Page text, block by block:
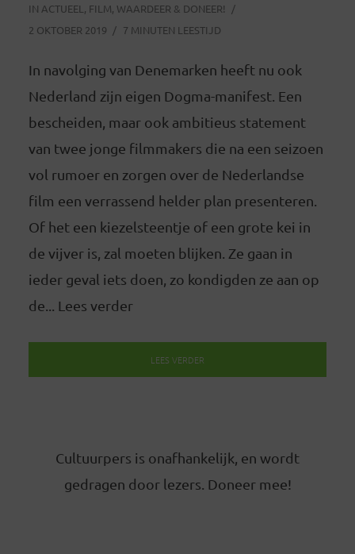
IN ACTUEEL , FILM, WAARDEER & DONEER!
2 OKTOBER 2019
7 MINUTEN LEESTIJD
In navolging van Denemarken heeft nu ook
Nederland zijn eigen Dogma-manifest. Een
bescheiden, maar ook ambitieus statement
van twee jonge filmmakers die na een seizoen
vol rumoer en zorgen over de Nederlandse
film een verrassend helder plan presenteren.
Of het een kiezelsteentje of een grote kei in
de vijver is, zal moeten blijken. Ze gaan in
ieder geval iets doen, zo kondigden ze aan op
de... Lees verder
LEES VERDER
Cultuurpers is onafhankelijk, en wordt
gedragen door lezers. Doneer mee!